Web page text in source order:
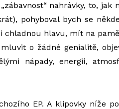
nahrávky, to, jak
pohyboval bych se
chladnou hlavu, mít na
o žádné genialitě,
nápady, energií,
EP. A klipovky níže